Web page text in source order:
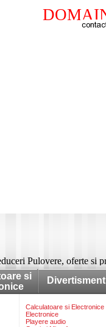
Pulovere, oferte si
si
Divertisment
Calculatoare si Electronice
Electronice
Playere audio